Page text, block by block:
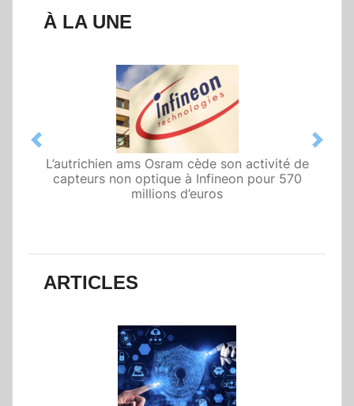
À LA UNE
L’autrichien ams Osram cède son activité de
capteurs non optique à Infineon pour 570
millions d’euros
Qualcomm met en avant une architecture
fondée sur l’IA physique au service de robots
domestiques et humanoïdes
Previous Next
ARTICLES